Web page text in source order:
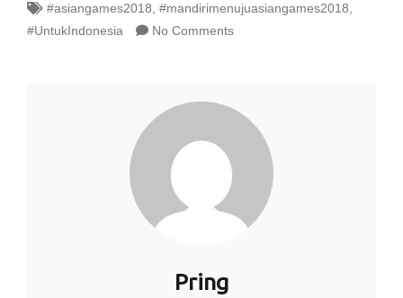
#asiangames2018 #mandirimenujuasiangames2018
#UntukIndonesia
No Comments
Pring